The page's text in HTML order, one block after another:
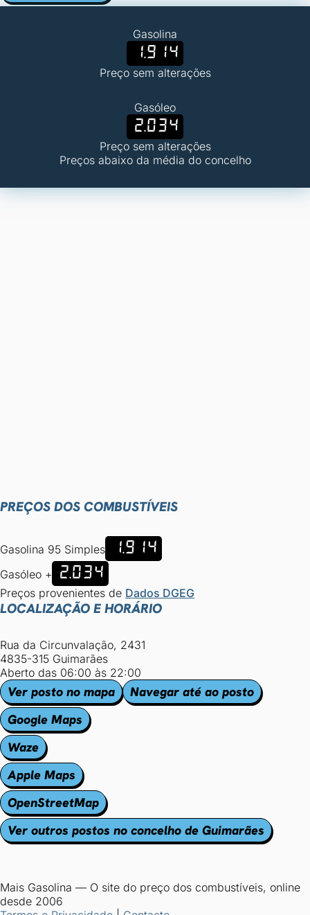
Gasolina
1.914
Preço sem alterações
Gasóleo
2.034
Preço sem alterações
Preços abaixo da média do concelho
PREÇOS DOS COMBUSTÍVEIS
Gasolina 95 Simples 1.914
Gasóleo + 2.034
Preços provenientes de Dados DGEG
LOCALIZAÇÃO E HORÁRIO
Rua da Circunvalação, 2431
4835-315 Guimarães
Aberto das 06:00 às 22:00
Ver posto no mapa
Navegar até ao posto
Google Maps
Waze
Apple Maps
OpenStreetMap
Ver outros postos no concelho de Guimarães
Mais Gasolina — O site do preço dos combustíveis, online
desde 2006